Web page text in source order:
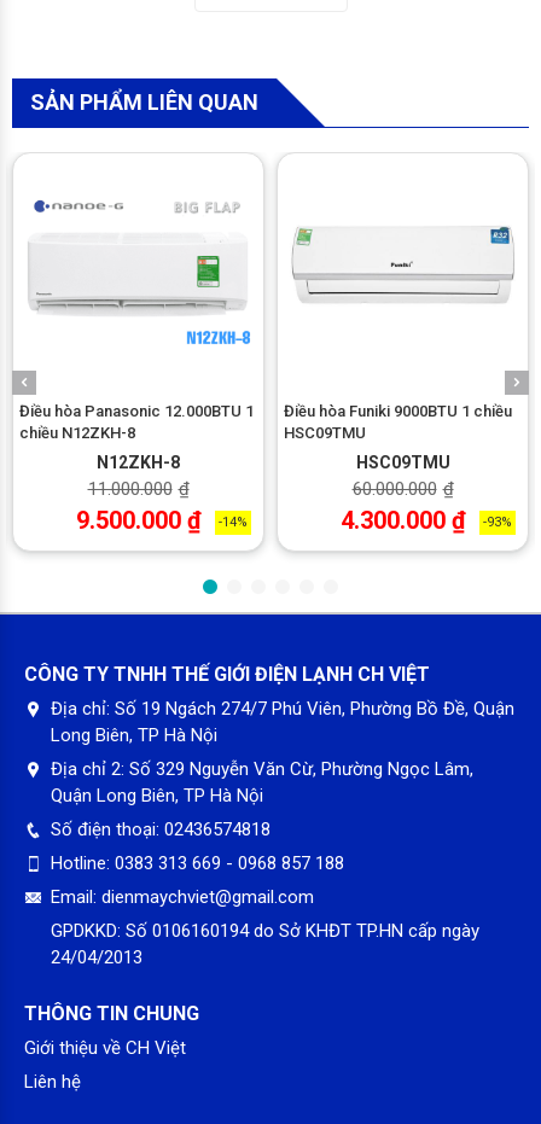
Chế độ làm lạnh nhanh
Máy điều hòa hoạt động liên tục ở chế độ công suất cao để
đạt được nhiệt độ làm lạnh nhanh trong vòng 15 phút.
Chế độ phân phối gió tự động 3D (3 chiều)
Bạn có thể lựa chọn chế độ làm lạnh tốt nhất, phân phối gió tự
động khắp phòng đều đặn khi sử dụng chế độ 3D trên
remote. Chế độ 3D auto được lập trình chỉ 1 nút nhấn với 3
chế độ quạt (1 cánh đảo dọc và 2 cánh đảo ngang) tạo nên 3
luồng gió được điều khiển độc lập. Luồng gió êm thổi đều và
trải rộng đến tận những nơi xa.
SẢN PHẨM LIÊN QUAN
Điều hòa Panasonic 12.000BTU 1
chiều N12ZKH-8
N12ZKH-8
11.000.000 ₫
9.500.000 ₫ -14%
Điều hòa Funiki 9000BTU 1 chiều
HSC09TMU
HSC09TMU
60.000.000 ₫
4.300.000 ₫ -93%
CÔNG TY TNHH THẾ GIỚI ĐIỆN LẠNH CH VIỆT
Địa chỉ: Số 19 Ngách 274/7 Phú Viên, Phường Bồ Đề, Quận
Long Biên, TP Hà Nội
Địa chỉ 2: Số 329 Nguyễn Văn Cừ, Phường Ngọc Lâm,
Quận Long Biên, TP Hà Nội
Số điện thoại: 02436574818
Hotline: 0383 313 669 - 0968 857 188
Email: dienmaychviet@gmail.com
GPDKKD: Số 0106160194 do Sở KHĐT TP.HN cấp ngày
24/04/2013
THÔNG TIN CHUNG
Giới thiệu về CH Việt
Liên hệ